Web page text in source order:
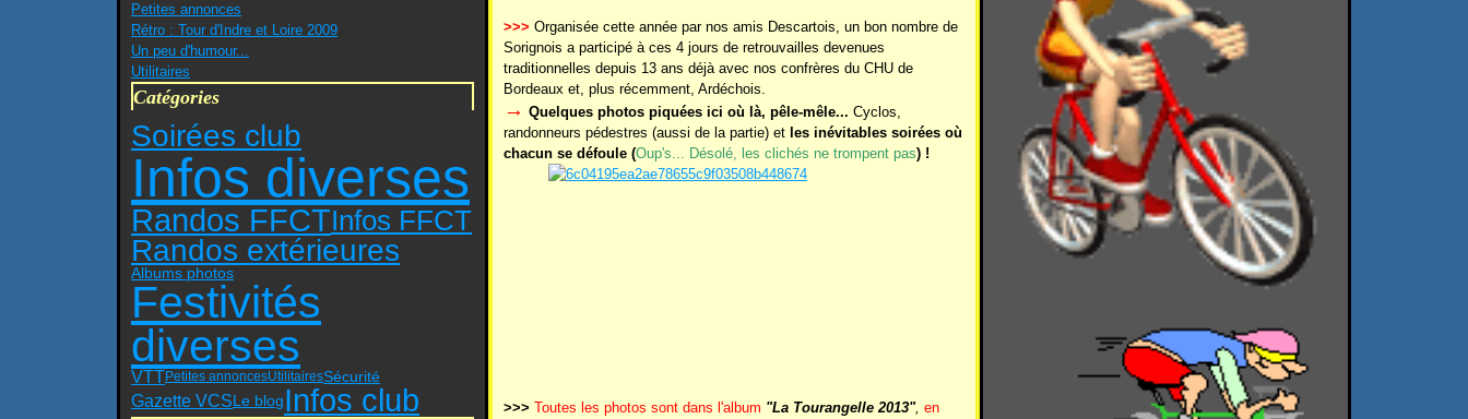
Petites annonces
Rétro : Tour d'Indre et Loire 2009
Un peu d'humour...
Utilitaires
Catégories
Soirées club
Infos diverses
Randos FFCTInfos FFCT
Randos extérieures
Albums photos
Festivités
diverses
VTTPetites annoncesUtilitairesSécurité
Gazette VCS Le blog Infos club
>>> Organisée cette année par nos amis Descartois, un bon nombre de
Sorignois a participé à ces 4 jours de retrouvailles devenues
traditionnelles depuis 13 ans déjà avec nos confrères du CHU de
Bordeaux et, plus récemment, Ardéchois.
→ Quelques photos piquées ici où là, pêle-mêle... Cyclos,
randonneurs pédestres (aussi de la partie) et les inévitables soirées où
chacun se défoule (Oup's... Désolé, les clichés ne trompent pas) !
>>> Toutes les photos sont dans l'album "La Tourangelle 2013", en